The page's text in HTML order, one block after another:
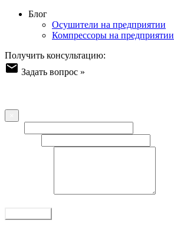
Блог
Осушители на предприятии
Компрессоры на предприятии
Получить консультацию:
Задать вопрос »